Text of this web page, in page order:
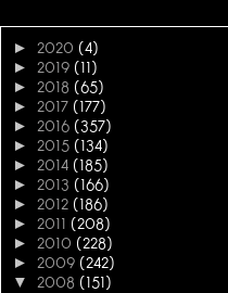
► 2020 (4)
► 2019 (11)
► 2018 (65)
► 2017 (177)
► 2016 (357)
► 2015 (134)
► 2014 (185)
► 2013 (166)
► 2012 (186)
► 2011 (208)
► 2010 (228)
► 2009 (242)
▼ 2008 (151)